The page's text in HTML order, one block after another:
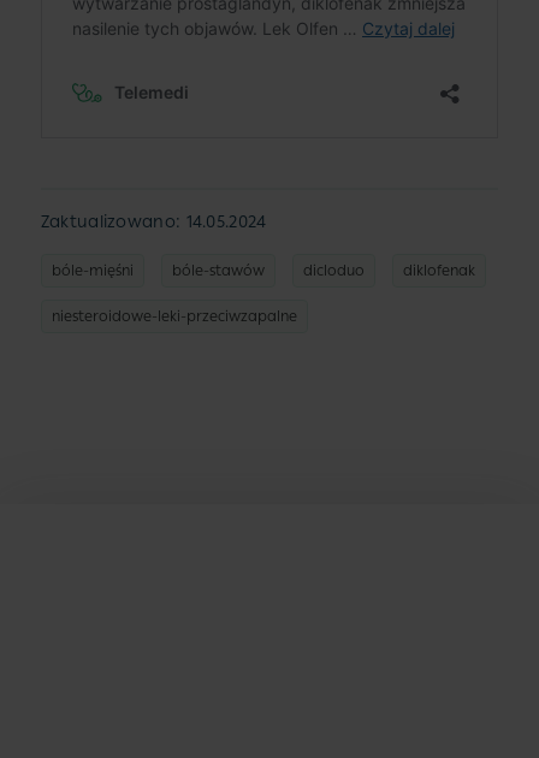
Zaktualizowano: 14.05.2024
bóle-mięśni bóle-stawów dicloduo diklofenak
niesteroidowe-leki-przeciwzapalne